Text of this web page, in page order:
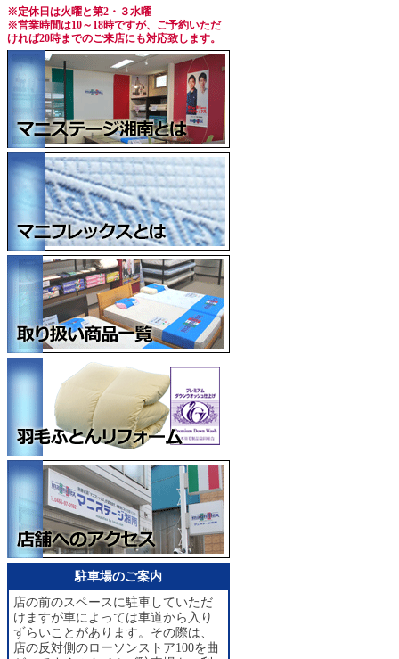
※定休日は火曜と第2・３水曜
※営業時間は10～18時ですが、ご予約いただ
ければ20時までのご来店にも対応致します。
駐車場のご案内
店の前のスペースに駐車していただ
けますが車によっては車道から入り
ずらいことがあります。その際は、
店の反対側のローソンストア100を曲